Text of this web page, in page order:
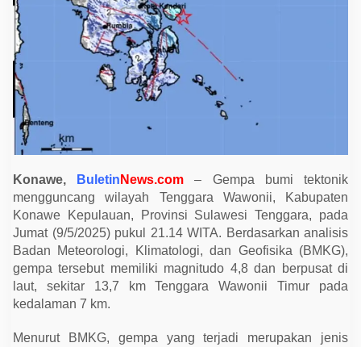
u
n
c
a
n
g
G
m
4
8
M
K
G
U
g
k
a
n
Konawe, Buletin News.com – Gempa bumi tektonik
mengguncang wilayah Tenggara Wawonii, Kabupaten
Konawe Kepulauan, Provinsi Sulawesi Tenggara, pada
Jumat (9/5/2025) pukul 21.14 WITA. Berdasarkan analisis
Badan Meteorologi, Klimatologi, dan Geofisika (BMKG),
gempa tersebut memiliki magnitudo 4,8 dan berpusat di
laut, sekitar 13,7 km Tenggara Wawonii Timur pada
kedalaman 7 km.
Menurut BMKG, gempa yang terjadi merupakan jenis